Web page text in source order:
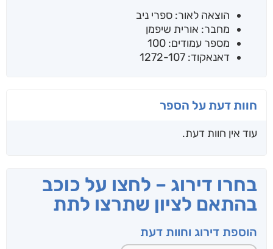
הוצאה לאור: ספרי ניב
מחבר: אורית שיפמן
מספר עמודים: 100
דאנאקוד: 1272-107
חוות דעת על הספר
עוד אין חוות דעת.
בחרו דירוג – לחצו על כוכב
בהתאם לציון שתרצו לתת
הוספת דירוג וחוות דעת